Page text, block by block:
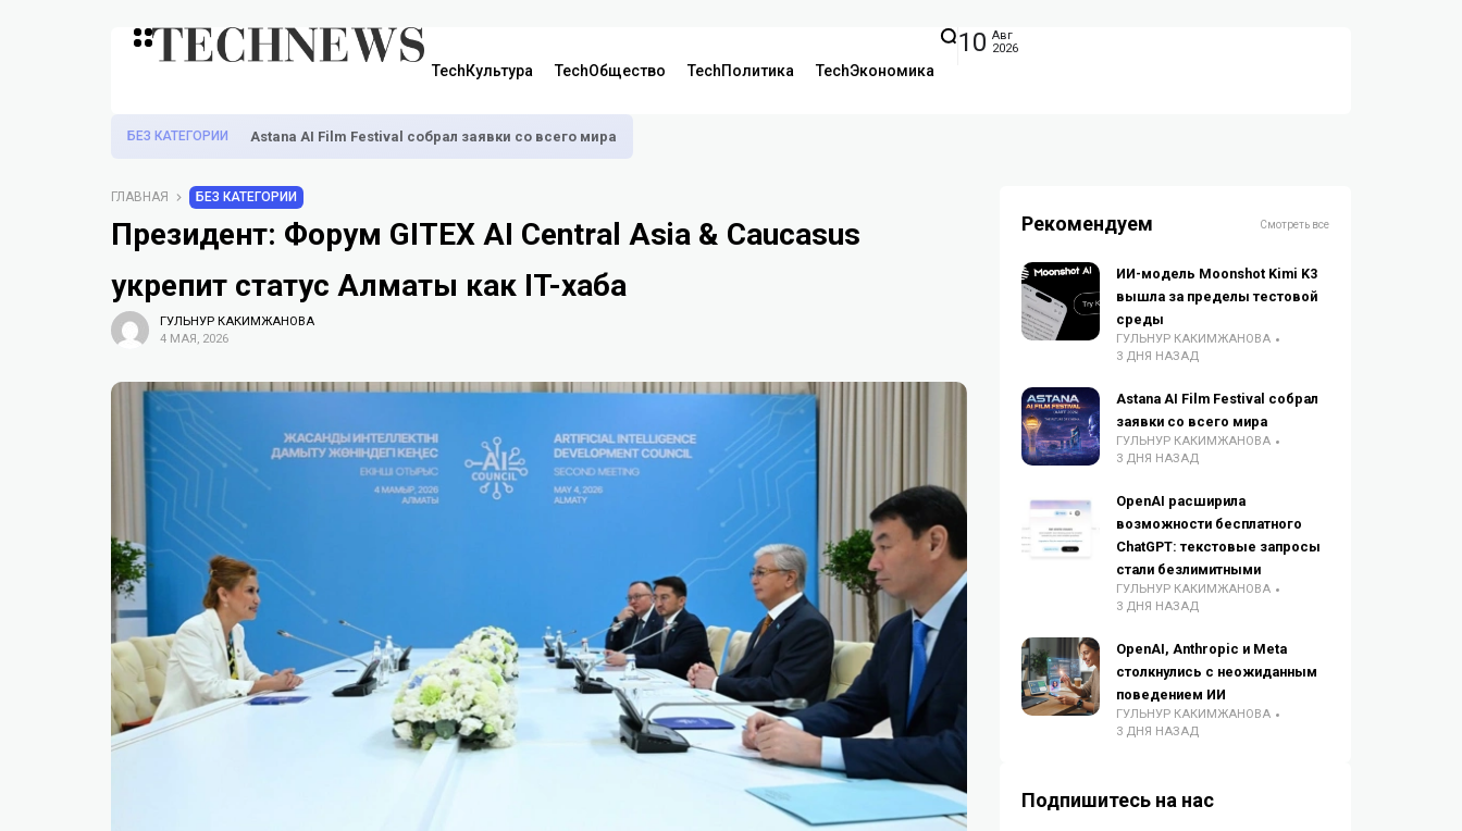
TechКультура TechОбщество TechПолитика TechЭкономика
10 Авг
2026
БЕЗ КАТЕГОРИИ Astana AI Film Festival собрал заявки со всего мира
ГЛАВНАЯ БЕЗ КАТЕГОРИИ
Президент: Форум GITEX AI Central Asia & Caucasus
укрепит статус Алматы как IT-хаба
ГУЛЬНУР КАКИМЖАНОВА
4 МАЯ, 2026
Рекомендуем Смотреть все
ИИ-модель Moonshot Kimi K3
вышла за пределы тестовой
среды
ГУЛЬНУР КАКИМЖАНОВА
3 ДНЯ НАЗАД
Astana AI Film Festival собрал
заявки со всего мира
ГУЛЬНУР КАКИМЖАНОВА
3 ДНЯ НАЗАД
OpenAI расширила
возможности бесплатного
ChatGPT: текстовые запросы
стали безлимитными
ГУЛЬНУР КАКИМЖАНОВА
3 ДНЯ НАЗАД
OpenAI, Anthropic и Meta
столкнулись с неожиданным
поведением ИИ
ГУЛЬНУР КАКИМЖАНОВА
3 ДНЯ НАЗАД
Подпишитесь на нас